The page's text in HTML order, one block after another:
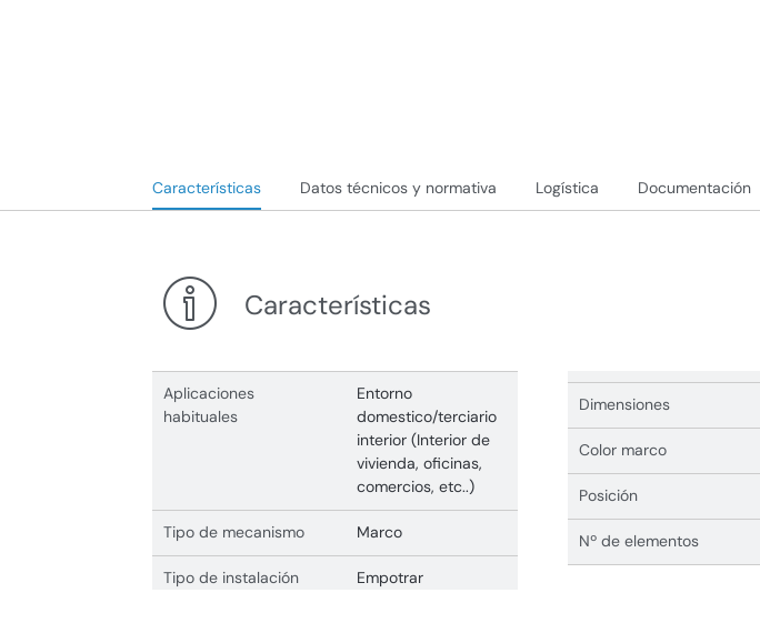
Características Datos técnicos y normativa Logística Documentación
Características
Aplicaciones
habituales
Entorno
domestico/terciario
interior (Interior de
vivienda, oficinas,
comercios, etc..)
Tipo de mecanismo Marco
Tipo de instalación Empotrar
Dimensiones
Color marco
Posición
Nº de elementos